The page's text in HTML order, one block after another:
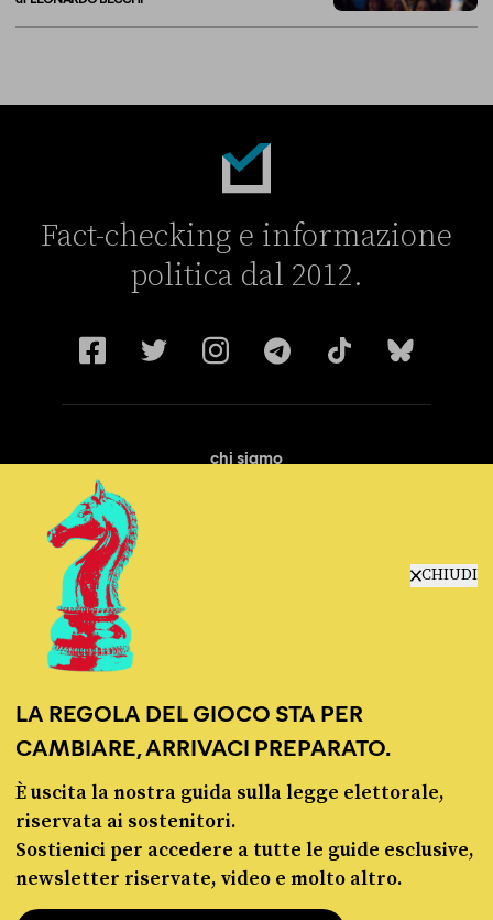
CHIUDI
LA REGOLA DEL GIOCO STA PER
CAMBIARE, ARRIVACI PREPARATO.
È uscita la nostra guida sulla legge elettorale,
riservata ai sostenitori.
Sostienici per accedere a tutte le guide esclusive,
newsletter riservate, video e molto altro.
Fact-checking e informazione
politica dal 2012.
chi siamo
© Pagella Politica 2012 - 2026
Pagella Politica è una testata registrata presso il Tribunale di Milano, n. 55 del 8
marzo 2021. ISSN 2974-9387